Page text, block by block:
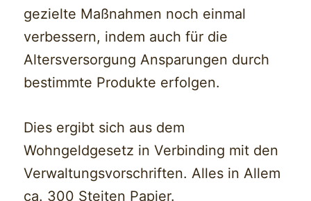
gezielte Maßnahmen noch einmal
verbessern, indem auch für die
Altersversorgung Ansparungen durch
bestimmte Produkte erfolgen.
Dies ergibt sich aus dem
Wohngeldgesetz in Verbinding mit den
Verwaltungsvorschriften. Alles in Allem
ca. 300 Steiten Papier.